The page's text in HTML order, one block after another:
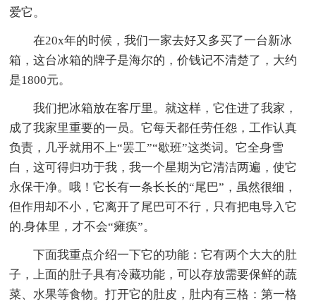
爱它。
在20x年的时候，我们一家去好又多买了一台新冰
箱，这台冰箱的牌子是海尔的，价钱记不清楚了，大约
是1800元。
我们把冰箱放在客厅里。就这样，它住进了我家，
成了我家里重要的一员。它每天都任劳任怨，工作认真
负责，几乎就用不上“罢工”“歇班”这类词。它全身雪
白，这可得归功于我，我一个星期为它清洁两遍，使它
永保干净。哦！它长有一条长长的“尾巴”，虽然很细，
但作用却不小，它离开了尾巴可不行，只有把电导入它
的.身体里，才不会“瘫痪”。
下面我重点介绍一下它的功能：它有两个大大的肚
子，上面的肚子具有冷藏功能，可以存放需要保鲜的蔬
菜、水果等食物。打开它的肚皮，肚内有三格：第一格